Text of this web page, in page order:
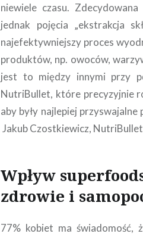
niewiele czasu.
jednak pojęcia „ekstrakcja
najefektywniejszy proces
produktów, np. owoców,
jest to między innymi przy
NutriBullet, które precyzyjnie
aby były najlepiej
Jakub Czostkiewicz,
Wpływ
zdrowie i
77% kobiet ma świadomość,